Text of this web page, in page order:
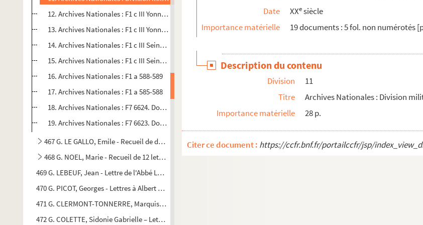
12. Archives Nationales : F1 c III Yonne, carton n°9
13. Archives Nationales : F1 c III Yonne, carton n°10
14. Archives Nationales : F1 c III Seine, carton n°30
15. Archives Nationales : F1 c III Seine, carton n°29
16. Archives Nationales : F1 a 588-589
17. Archives Nationales : F1 a 585-588
18. Archives Nationales : F7 6624. Dossier 449
19. Archives Nationales : F7 6623. Dossier 111 a
467 G. LE GALLO, Emile - Recueil de documents concernant Auxerre et diverses personnalités de la ville ou d...
468 G. NOEL, Marie - Recueil de 12 lettres autographes
469 G. LEBEUF, Jean - Lettre de l'Abbé Lebeuf au Cardinal Passionei, Conservateur de la Bibliothèque Vatica...
470 G. PICOT, Georges - Lettres à Albert Gigot
471 G. CLERMONT-TONNERRE, Marquis de - Lettres relatives à une demande de notice sur les vins d'Auxerre et ...
472 G. COLETTE, Sidonie Gabrielle – Lettre à José Maria Sert (peintre)
Date
XXesiècle
Importance matérielle
19 documents : 5 fol. non numérotés
Description du contenu
Division
11
Titre
Archives Nationales : Division
Importance matérielle
28 p.
Citer ce document : https://ccfr.bnf.fr/portailccfr/jsp/